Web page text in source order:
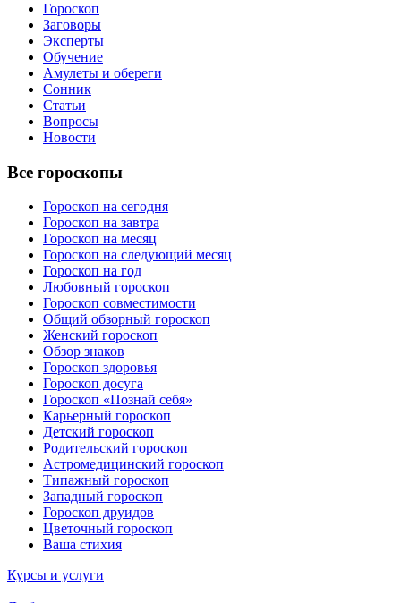
Гороскоп
Заговоры
Эксперты
Обучение
Амулеты и обереги
Сонник
Статьи
Вопросы
Новости
Все гороскопы
Гороскоп на сегодня
Гороскоп на завтра
Гороскоп на месяц
Гороскоп на следующий месяц
Гороскоп на год
Любовный гороскоп
Гороскоп совместимости
Общий обзорный гороскоп
Женский гороскоп
Обзор знаков
Гороскоп здоровья
Гороскоп досуга
Гороскоп «Познай себя»
Карьерный гороскоп
Детский гороскоп
Родительский гороскоп
Астромедицинский гороскоп
Типажный гороскоп
Западный гороскоп
Гороскоп друидов
Цветочный гороскоп
Ваша стихия
Курсы и услуги